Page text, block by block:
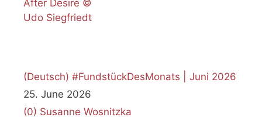
(Deutsch) #FundstückDesMonats | Juni 2026
25. June 2026
(0) Susanne Wosnitzka